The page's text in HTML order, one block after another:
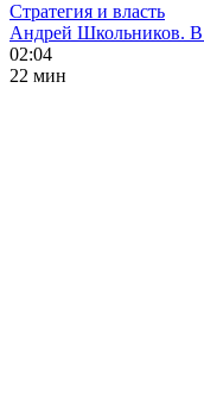
Стратегия и власть
Андрей Школьников. В
02:04
22 мин